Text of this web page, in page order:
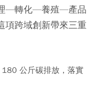
—轉化—養殖—產品
跨域創新帶來三重
180 公斤碳排放，落實